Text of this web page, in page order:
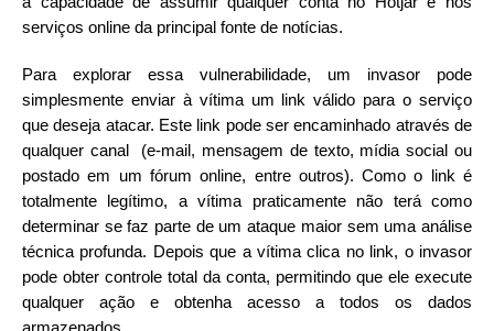
serviços online da principal fonte de notícias.
Para explorar essa vulnerabilidade, um invasor pode
simplesmente enviar à vítima um link válido para o serviço
que deseja atacar. Este link pode ser encaminhado através de
qualquer canal (e-mail, mensagem de texto, mídia social ou
postado em um fórum online, entre outros). Como o link é
totalmente legítimo, a vítima praticamente não terá como
determinar se faz parte de um ataque maior sem uma análise
técnica profunda. Depois que a vítima clica no link, o invasor
pode obter controle total da conta, permitindo que ele execute
qualquer ação e obtenha acesso a todos os dados